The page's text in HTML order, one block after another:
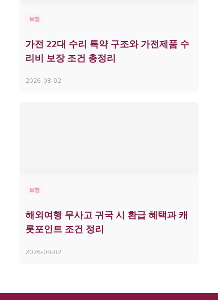
보험
가전 22대 수리 특약 구조와 가전제품 수
리비 보장 조건 총정리
2026-08-02
보험
해외여행 무사고 귀국 시 환급 혜택과 캐
롯포인트 조건 정리
2026-08-02